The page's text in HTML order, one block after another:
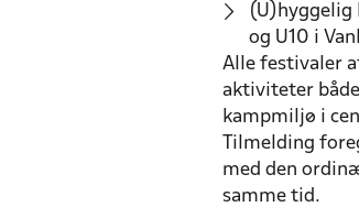
(U)hyggelig
og U10 i
Alle festivaler
aktiviteter
kampmiljø i
Tilmelding
med den
samme tid.